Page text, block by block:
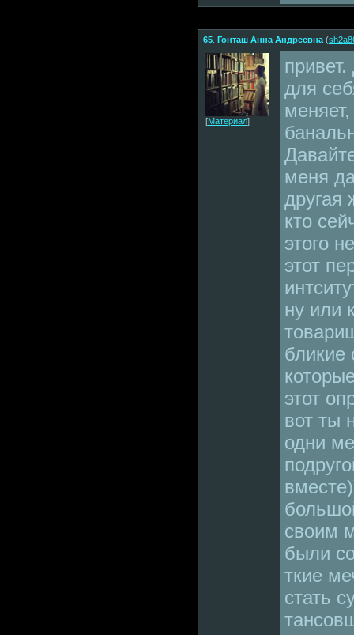
65 Гонташ Анна Андреевна (
[Материал]
для
меня
другая
кто
этого
этот
ну или
этот
вот ты
одни
своим
были
ткие
стать